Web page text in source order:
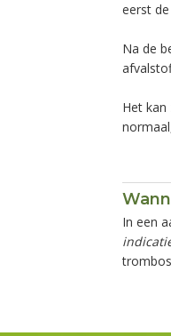
eerst
Na de
Het
In een